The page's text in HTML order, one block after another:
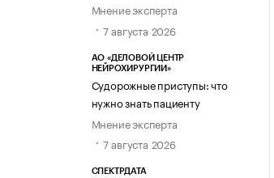
Мнение эксперта
7 августа 2026
АО «ДЕЛОВОЙ ЦЕНТР
НЕЙРОХИРУРГИИ»
Судорожные приступы: что
нужно знать пациенту
Мнение эксперта
7 августа 2026
СПЕКТРДАТА